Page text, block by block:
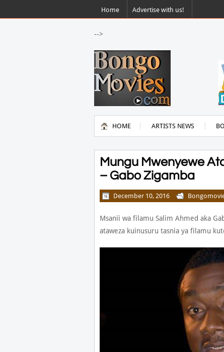
Home Advertise with us!
-->
HOME ARTISTS NEWS
Mungu Mwenyewe
– Gabo Zigamba
December 10, 2016
Msanii wa filamu Salim Ahmed aka
ataweza kuinusuru tasnia ya filamu